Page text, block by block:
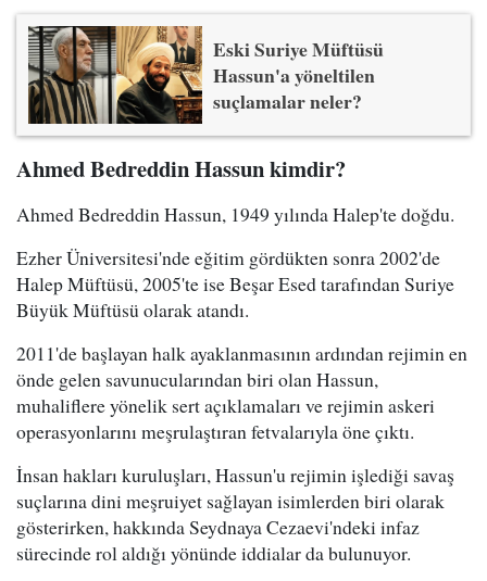
Eski Suriye Müftüsü
Hassun'a yöneltilen
suçlamalar neler?
Ahmed Bedreddin Hassun kimdir?
Ahmed Bedreddin Hassun, 1949 yılında Halep'te doğdu.
Ezher Üniversitesi'nde eğitim gördükten sonra 2002'de
Halep Müftüsü, 2005'te ise Beşar Esed tarafından Suriye
Büyük Müftüsü olarak atandı.
2011'de başlayan halk ayaklanmasının ardından rejimin en
önde gelen savunucularından biri olan Hassun,
muhaliflere yönelik sert açıklamaları ve rejimin askeri
operasyonlarını meşrulaştıran fetvalarıyla öne çıktı.
İnsan hakları kuruluşları, Hassun'u rejimin işlediği savaş
suçlarına dini meşruiyet sağlayan isimlerden biri olarak
gösterirken, hakkında Seydnaya Cezaevi'ndeki infaz
sürecinde rol aldığı yönünde iddialar da bulunuyor.